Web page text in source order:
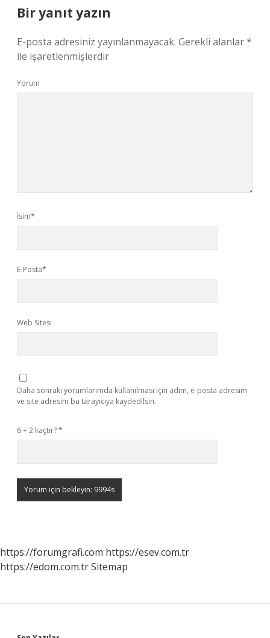
Bir yanıt yazın
E-posta adresiniz yayınlanmayacak. Gerekli alanlar*
ile işaretlenmişlerdir
Yorum
İsim*
E-Posta*
Web Sitesi
Daha sonraki yorumlarımda kullanılması için adım, e-posta adresim
ve site adresim bu tarayıcıya kaydedilsin.
6 + 2 kaçtır?*
https://forumgrafi.com https://esev.com.tr
https://edom.com.trSitemap